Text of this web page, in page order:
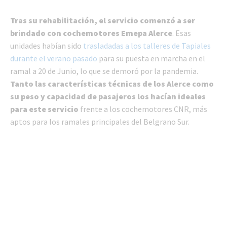
Tras su rehabilitación, el servicio comenzó a ser
brindado con cochemotores Emepa Alerce. Esas
unidades habían sido trasladadas a los talleres de Tapiales
durante el verano pasado para su puesta en marcha en el
ramal a 20 de Junio, lo que se demoró por la pandemia.
Tanto las características técnicas de los Alerce como
su peso y capacidad de pasajeros los hacían ideales
para este servicio frente a los cochemotores CNR, más
aptos para los ramales principales del Belgrano Sur.